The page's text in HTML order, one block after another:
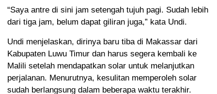
“Saya antre di sini jam setengah tujuh pagi. Sudah lebih
dari tiga jam, belum dapat giliran juga,” kata Undi.
Undi menjelaskan, dirinya baru tiba di Makassar dari
Kabupaten Luwu Timur dan harus segera kembali ke
Malili setelah mendapatkan solar untuk melanjutkan
perjalanan. Menurutnya, kesulitan memperoleh solar
sudah berlangsung dalam beberapa waktu terakhir.